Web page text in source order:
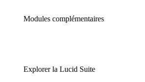
Modules complémentaires
Explorer la Lucid Suite